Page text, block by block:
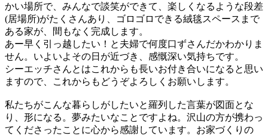
かい場所で、みんなで談笑ができて、楽しくなるような段差
(居場所)がたくさんあり、ゴロゴロできる絨毯スペースまで
ある家が、間もなく完成します。
あー早く引っ越したい！と夫婦で何度口ずさんだかわかりま
せん。いよいよその日が近づき、感慨深い気持ちです。
シーエッチさんとはこれからも長いお付き合いになると思い
ますので、これからもどうぞよろしくお願いします。
私たちがこんな暮らしがしたいと羅列した言葉が図面とな
り、形になる。夢みたいなことですよね。沢山の方が携わっ
てくださったことに心から感謝しています。お家づくりの